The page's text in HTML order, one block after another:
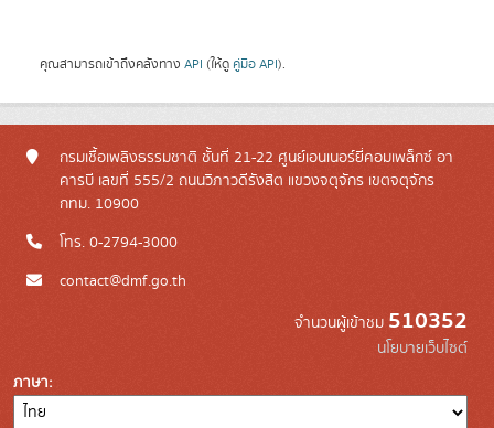
คุณสามารถเข้าถึงคลังทาง API (ให้ดู คู่มือ API).
กรมเชื้อเพลิงธรรมชาติ ชั้นที่ 21-22 ศูนย์เอนเนอร์ยี่คอมเพล็กซ์ อา
คารบี เลขที่ 555/2 ถนนวิภาวดีรังสิต แขวงจตุจักร เขตจตุจักร
กทม. 10900
โทร. 0-2794-3000
contact@dmf.go.th
จำนวนผู้เข้าชม 510352
นโยบายเว็บไซต์
ภาษา